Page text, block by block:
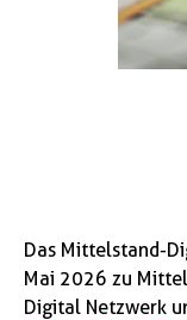
Das Mittelstand-
Mai 2026 zu
Digital Netzwerk